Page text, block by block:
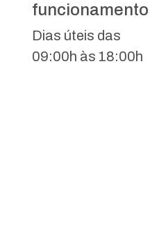
funcionamento
Dias úteis das
09:00h às 18:00h